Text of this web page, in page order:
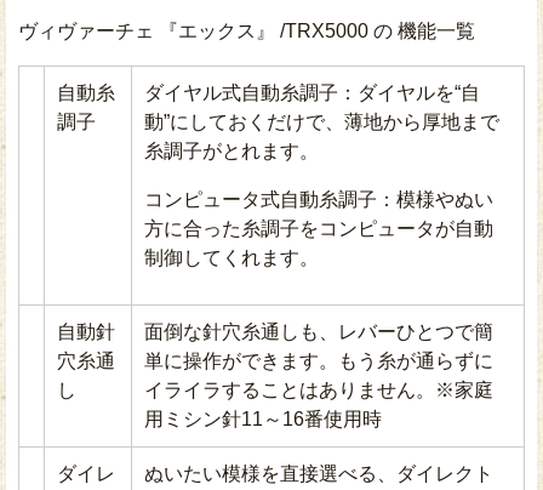
ヴィヴァーチェ 『エックス』 /TRX5000 の 機能一覧
自動糸
調子
ダイヤル式自動糸調子：ダイヤルを“自
動”にしておくだけで、薄地から厚地まで
糸調子がとれます。
コンピュータ式自動糸調子：模様やぬい
方に合った糸調子をコンピュータが自動
制御してくれます。
自動針
穴糸通
し
面倒な針穴糸通しも、レバーひとつで簡
単に操作ができます。もう糸が通らずに
イライラすることはありません。※家庭
用ミシン針11～16番使用時
ダイレ ぬいたい模様を直接選べる、ダイレクト